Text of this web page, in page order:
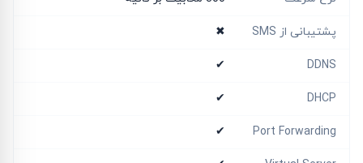
پشتیبانی از SMS ✖
DDNS
✔
DHCP
✔
Port Forwarding
✔